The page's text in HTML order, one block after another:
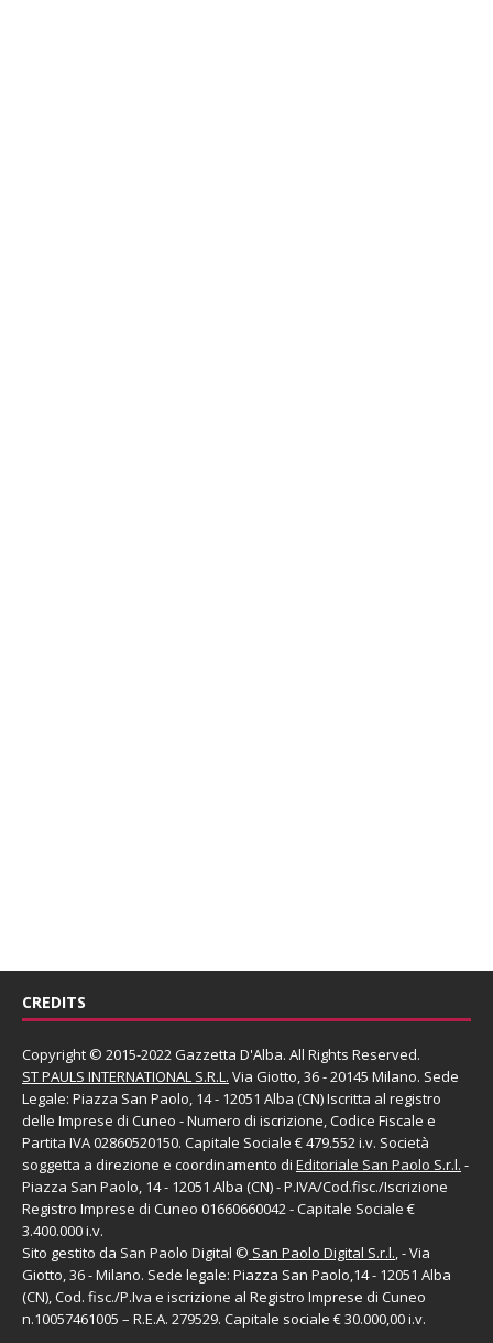
CREDITS
Copyright © 2015-2022 Gazzetta D'Alba. All Rights Reserved.
ST PAULS INTERNATIONAL S.R.L. Via Giotto, 36 - 20145 Milano. Sede
Legale: Piazza San Paolo, 14 - 12051 Alba (CN) Iscritta al registro
delle Imprese di Cuneo - Numero di iscrizione, Codice Fiscale e
Partita IVA 02860520150. Capitale Sociale € 479.552 i.v. Società
soggetta a direzione e coordinamento di Editoriale San Paolo S.r.l. -
Piazza San Paolo, 14 - 12051 Alba (CN) - P.IVA/Cod.fisc./Iscrizione
Registro Imprese di Cuneo 01660660042 - Capitale Sociale €
3.400.000 i.v.
Sito gestito da San Paolo Digital © San Paolo Digital S.r.l., - Via
Giotto, 36 - Milano. Sede legale: Piazza San Paolo,14 - 12051 Alba
(CN), Cod. fisc./P.Iva e iscrizione al Registro Imprese di Cuneo
n.10057461005 – R.E.A. 279529. Capitale sociale € 30.000,00 i.v.